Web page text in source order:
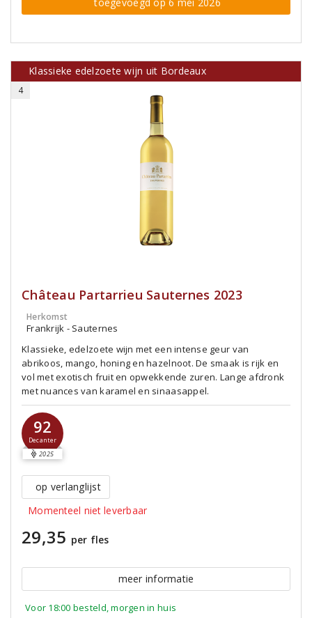
Klassieke edelzoete wijn uit Bordeaux
4
Château Partarrieu Sauternes 2023
Herkomst
Frankrijk - Sauternes
Klassieke, edelzoete wijn met een intense geur van
abrikoos, mango, honing en hazelnoot. De smaak is rijk en
vol met exotisch fruit en opwekkende zuren. Lange afdronk
met nuances van karamel en sinaasappel.
92
Decanter
2025
op verlanglijst
Momenteel niet leverbaar
29,35 per fles
meer informatie
Voor 18:00 besteld, morgen in huis